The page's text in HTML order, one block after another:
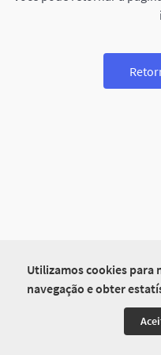
Utilizamos cookies para
navegação e obter